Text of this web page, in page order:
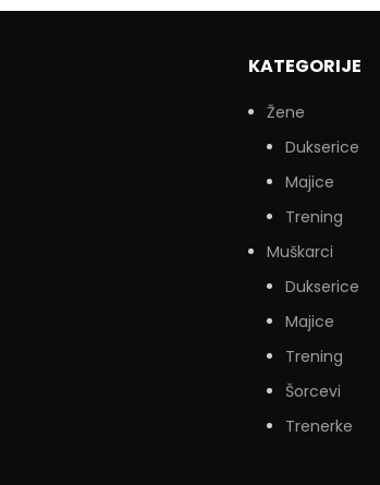
KATEGORIJE
Žene
Dukserice
Majice
Trening
Muškarci
Dukserice
Majice
Trening
Šorcevi
Trenerke